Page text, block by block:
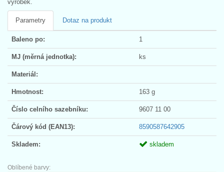
výrobek.
Parametry Dotaz na produkt
Baleno po: 1
MJ (měrná jednotka): ks
Materiál:
Hmotnost: 163 g
Číslo celního sazebníku: 9607 11 00
Čárový kód (EAN13): 8590587642905
Skladem: skladem
Oblíbené barvy: